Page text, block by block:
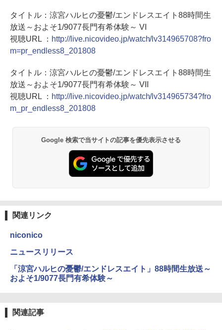
タイトル：涼宮ハルヒの憂鬱/エンドレスエイト88時間生
放送～およそ1/9077長門有希体験～ VI
視聴URL ： http://live.nicovideo.jp/watch/lv314965708?fro
m=pr_endless8_201808
タイトル：涼宮ハルヒの憂鬱/エンドレスエイト88時間生
放送～およそ1/9077長門有希体験～ VII
視聴URL ： http://live.nicovideo.jp/watch/lv314965734?fro
m_pr_endless8_201808
Google 検索で当サイトの記事を優先表示させる
関連リンク
niconico
ニュースリリース
「涼宮ハルヒの憂鬱/エンドレスエイト」88時間生放送～
およそ1/9077長門有希体験～
関連記事